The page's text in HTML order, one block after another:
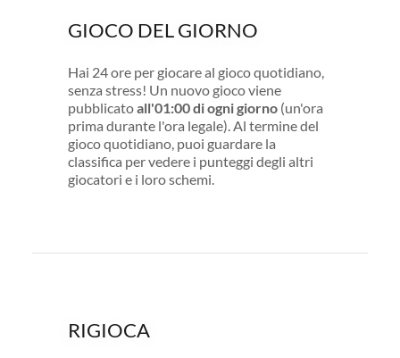
GIOCO DEL GIORNO
Hai 24 ore per giocare al gioco quotidiano,
senza stress! Un nuovo gioco viene
pubblicatoall'01:00 di ogni giorno (un'ora
prima durante l'ora legale). Al termine del
gioco quotidiano, puoi guardare la
classifica per vedere i punteggi degli altri
giocatori e i loro schemi.
RIGIOCA